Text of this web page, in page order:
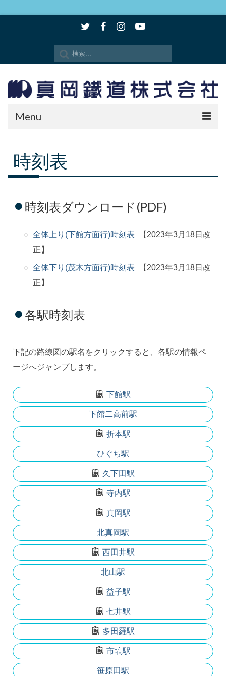
Menu
SLもおか
観光情報
会社概要
お問い合わせ
サイトポリシー
時刻表
時刻表ダウンロード(PDF)
全体上り(下館方面行)時刻表
【2023年3月18日改
正】
全体下り(茂木方面行)時刻表
【2023年3月18日改
正】
各駅時刻表
下記の路線図の駅名をクリックすると、各駅の情報ペ
ージへジャンプします。
下館駅
下館二高前駅
折本駅
ひぐち駅
久下田駅
寺内駅
真岡駅
北真岡駅
西田井駅
北山駅
益子駅
七井駅
多田羅駅
市塙駅
笹原田駅